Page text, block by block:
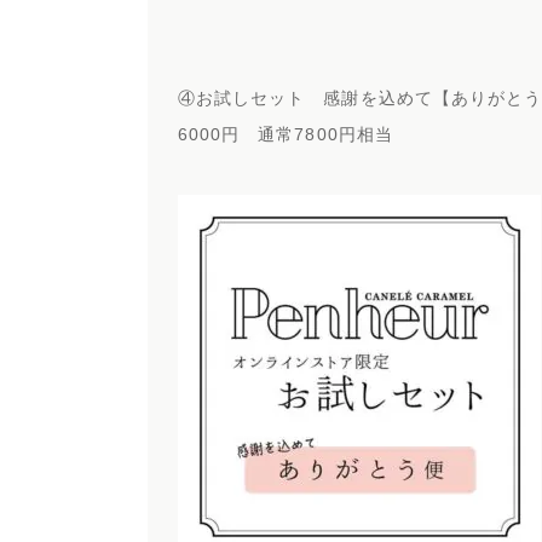
④お試しセット 感謝を込めて【ありがと
6000円 通常7800円相当